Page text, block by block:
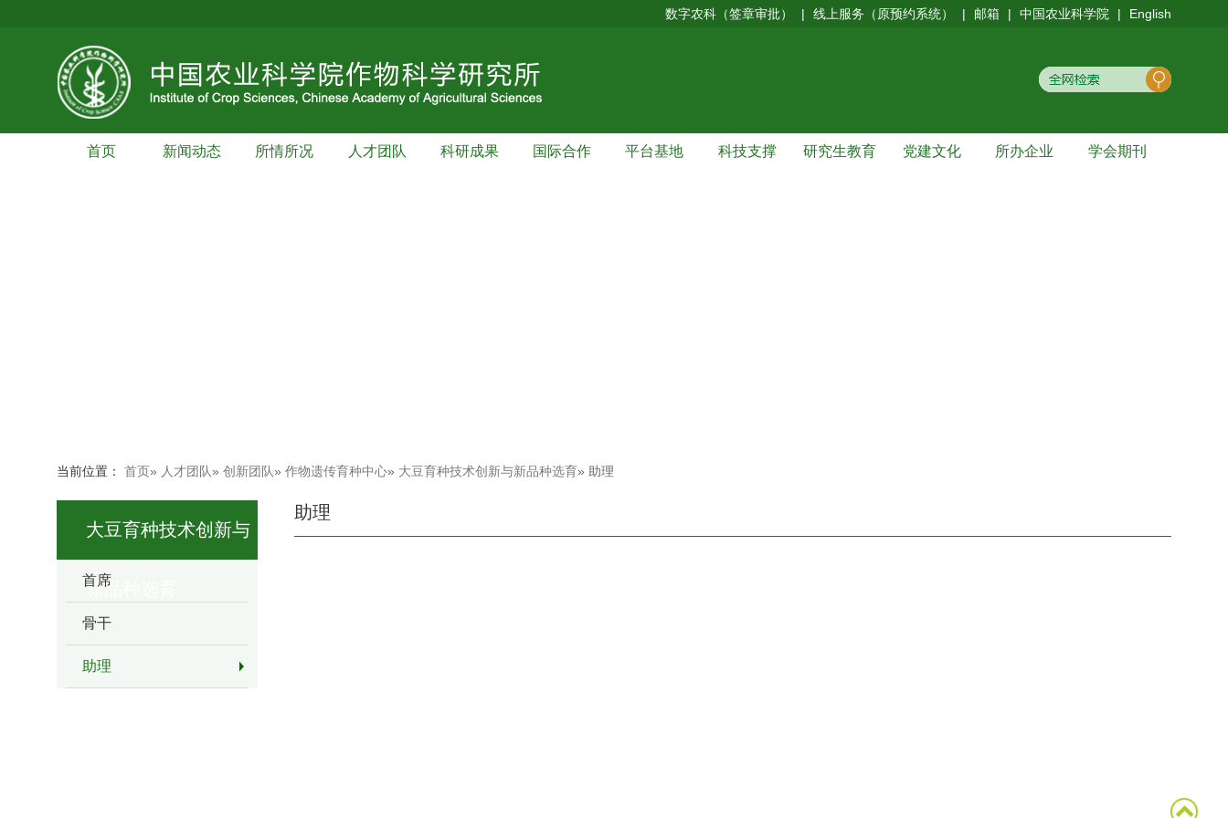
数字农科（签章审批） | 线上服务（原预约系统） | 邮箱 | 中国农业科学院 | English
首页 新闻动态 所情所况 人才团队 科研成果 国际合作 平台基地 科技支撑 研究生教育 党建文化 所办企业 学会期刊
当前位置： 首页» 人才团队» 创新团队» 作物遗传育种中心» 大豆育种技术创新与新品种选育» 助理
大豆育种技术创新与
新品种选育
首席
骨干
助理
助理